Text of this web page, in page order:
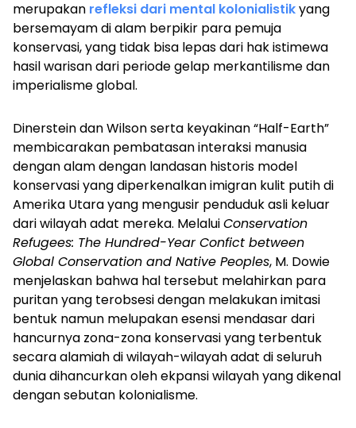
merupakan refleksi dari mental kolonialistikyang
bersemayam di alam berpikir para pemuja
konservasi, yang tidak bisa lepas dari hak istimewa
hasil warisan dari periode gelap merkantilisme dan
imperialisme global.
Dinerstein dan Wilson serta keyakinan “Half-Earth”
membicarakan pembatasan interaksi manusia
dengan alam dengan landasan historis model
konservasi yang diperkenalkan imigran kulit putih di
Amerika Utara yang mengusir penduduk asli keluar
dari wilayah adat mereka. MelaluiConservation
Refugees: The Hundred-Year Confict between
Global Conservation and Native Peoples, M. Dowie
menjelaskan bahwa hal tersebut melahirkan para
puritan yang terobsesi dengan melakukan imitasi
bentuk namun melupakan esensi mendasar dari
hancurnya zona-zona konservasi yang terbentuk
secara alamiah di wilayah-wilayah adat di seluruh
dunia dihancurkan oleh ekpansi wilayah yang dikenal
dengan sebutan kolonialisme.